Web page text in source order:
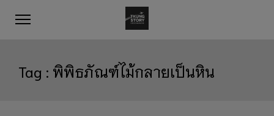
Tag : พิพิธภัณฑ์ไม้กลายเป็นหิน